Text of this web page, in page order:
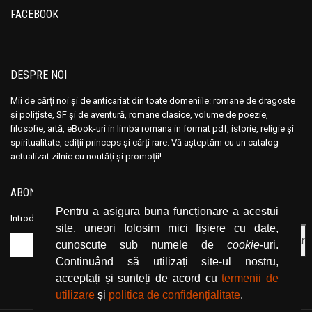
Pentru a asigura buna funcționare a acestui
site, uneori folosim mici fișiere cu date,
cunoscute sub numele de cookie-uri.
Continuând să utilizați site-ul nostru,
acceptați și sunteți de acord cutermenii de
utilizare și politica de confidențialitate.
Anca Dan
Andocide
Andre Bejin
Andre Felibien
Andre Leroi-Gourhan
Andre Malraux
Andre Maurois
Andre Miquel
Anca Dan
Andocide
Andre Bejin
Andre Felibien
Andre Leroi-Gourhan
Andre Malraux
Andre Maurois
Andre Miquel
FACEBOOK
DESPRE NOI
Mii de cărți noi și de anticariat din toate domeniile: romane de dragoste
și polițiste, SF și de aventură, romane clasice, volume de poezie,
filosofie, artă, eBook-uri in limba romana in format pdf, istorie, religie și
spiritualitate, ediții princeps și cărți rare. Vă așteptăm cu un catalog
actualizat zilnic cu noutăți și promoții!
ABONEAZĂ-TE LA NEWSLETTER
Introduceți adresa dvs. de email și dați click pe butonul de abonare.